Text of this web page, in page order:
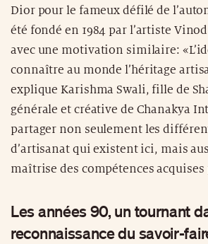
Dior pour le fameux défilé de
été fondé en 1984 par l’artiste
avec une motivation similaire:
connaître au monde l’héritage
explique Karishma Swali, fille de
générale et créative de Chanakya
partager non seulement les
d’artisanat qui existent ici, mais
maîtrise des compétences acquises
Les années 90, un tournant
reconnaissance du savoir-